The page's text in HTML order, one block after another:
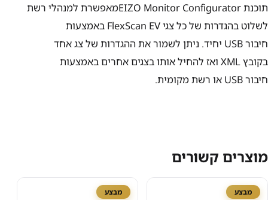
תוכנתEIZO Monitor Configuratorמאפשרת למנהלי רשת
לשלוט בהגדרות של כל צגיFlexScan EV באמצעות
חיבורUSB יחיד. ניתן לשמור את ההגדרות של צג אחד
בקובץXML ואז להחיל אותו בצגים אחרים באמצעות
חיבורUSB או רשת מקומית.
מוצרים קשורים
מבצע מבצע